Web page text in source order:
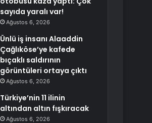
sayıda yaralı var!
Ağustos 6, 2026
Ünlü iş insanı Alaaddin
Çağlıköse’ye kafede
bıçaklı saldırının
görüntüleri ortaya çıktı
Ağustos 6, 2026
Türkiye’nin 11 ilinin
altından altın fışkıracak
Ağustos 6, 2026